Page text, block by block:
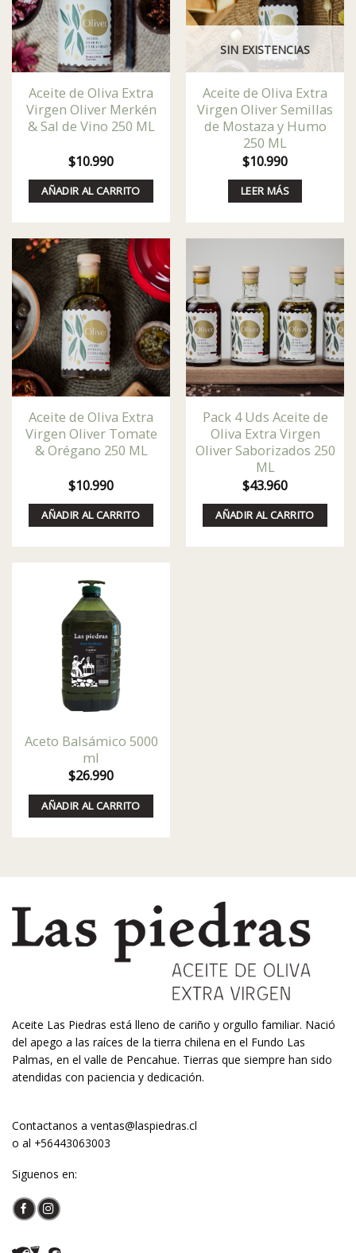
Aceite de Oliva Extra
Virgen Oliver Merkén
& Sal de Vino 250 ML
$10.990
AÑADIR AL CARRITO
SIN EXISTENCIAS
Aceite de Oliva Extra
Virgen Oliver Semillas
de Mostaza y Humo
250 ML
$10.990
LEER MÁS
Aceite de Oliva Extra
Virgen Oliver Tomate
& Orégano 250 ML
$10.990
AÑADIR AL CARRITO
Pack 4 Uds Aceite de
Oliva Extra Virgen
Oliver Saborizados 250
ML
$43.960
AÑADIR AL CARRITO
Aceto Balsámico 5000
ml
$26.990
AÑADIR AL CARRITO
Aceite Las Piedras está lleno de cariño y orgullo familiar. Nació
del apego a las raíces de la tierra chilena en el Fundo Las
Palmas, en el valle de Pencahue. Tierras que siempre han sido
atendidas con paciencia y dedicación.
Contactanos a ventas@laspiedras.cl
o al +56443063003
Siguenos en: